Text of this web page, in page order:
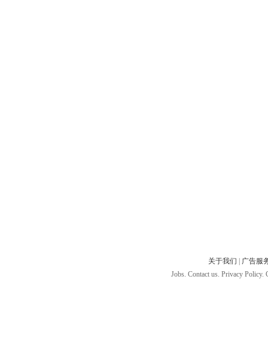
关于我们
广告服
Jobs. Contact us. Privacy